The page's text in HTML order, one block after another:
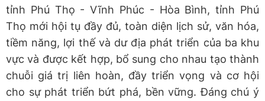
tỉnh Phú Thọ - Vĩnh Phúc - Hòa Bình, tỉnh Phú
Thọ mới hội tụ đầy đủ, toàn diện lịch sử, văn hóa,
tiềm năng, lợi thế và dư địa phát triển của ba khu
vực và được kết hợp, bổ sung cho nhau tạo thành
chuỗi giá trị liên hoàn, đầy triển vọng và cơ hội
cho sự phát triển bứt phá, bền vững. Đáng chú ý